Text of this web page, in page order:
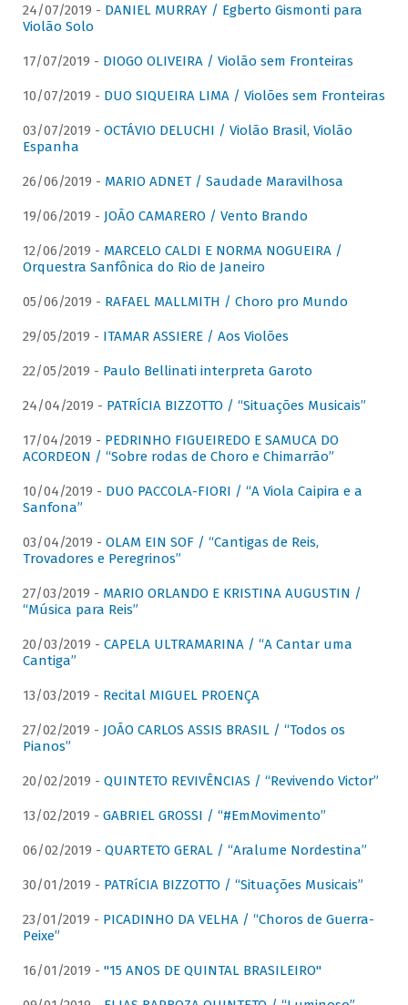
24/07/2019 - DANIEL MURRAY / Egberto Gismonti para
Violão Solo
17/07/2019 - DIOGO OLIVEIRA / Violão sem Fronteiras
10/07/2019 - DUO SIQUEIRA LIMA / Violões sem Fronteiras
03/07/2019 - OCTÁVIO DELUCHI / Violão Brasil, Violão
Espanha
26/06/2019 - MARIO ADNET / Saudade Maravilhosa
19/06/2019 - JOÃO CAMARERO / Vento Brando
12/06/2019 - MARCELO CALDI E NORMA NOGUEIRA /
Orquestra Sanfônica do Rio de Janeiro
05/06/2019 - RAFAEL MALLMITH / Choro pro Mundo
29/05/2019 - ITAMAR ASSIERE / Aos Violões
22/05/2019 - Paulo Bellinati interpreta Garoto
24/04/2019 - PATRÍCIA BIZZOTTO / “Situações Musicais”
17/04/2019 - PEDRINHO FIGUEIREDO E SAMUCA DO
ACORDEON / “Sobre rodas de Choro e Chimarrão”
10/04/2019 - DUO PACCOLA-FIORI / “A Viola Caipira e a
Sanfona”
03/04/2019 - OLAM EIN SOF / “Cantigas de Reis,
Trovadores e Peregrinos”
27/03/2019 - MARIO ORLANDO E KRISTINA AUGUSTIN /
“Música para Reis”
20/03/2019 - CAPELA ULTRAMARINA / “A Cantar uma
Cantiga”
13/03/2019 - Recital MIGUEL PROENÇA
27/02/2019 - JOÃO CARLOS ASSIS BRASIL / “Todos os
Pianos”
20/02/2019 - QUINTETO REVIVÊNCIAS / “Revivendo Victor”
13/02/2019 - GABRIEL GROSSI / “#EmMovimento”
06/02/2019 - QUARTETO GERAL / “Aralume Nordestina”
30/01/2019 - PATRíCIA BIZZOTTO / “Situações Musicais”
23/01/2019 - PICADINHO DA VELHA / “Choros de Guerra-
Peixe”
16/01/2019 - "15 ANOS DE QUINTAL BRASILEIRO"